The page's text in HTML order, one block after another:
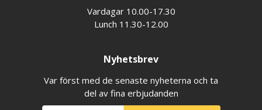
Vardagar 10.00-17.30
Lunch 11.30-12.00
Nyhetsbrev
Var först med de senaste nyheterna och ta
del av fina erbjudanden